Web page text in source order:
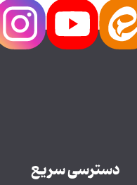
دسترسی سریع